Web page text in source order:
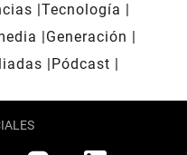
Tecnología
Generación
Pódcast